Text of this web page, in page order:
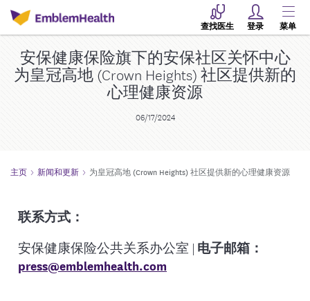
查找医生 登录 菜单
安保健康保险旗下的安保社区关怀中心
为皇冠高地 (Crown Heights) 社区提供新的
心理健康资源
06/17/2024
主页 新闻和更新 为皇冠高地 (Crown Heights) 社区提供新的心理健康资源
联系方式：
安保健康保险公共关系办公室 | 电子邮箱：
press@emblemhealth.com